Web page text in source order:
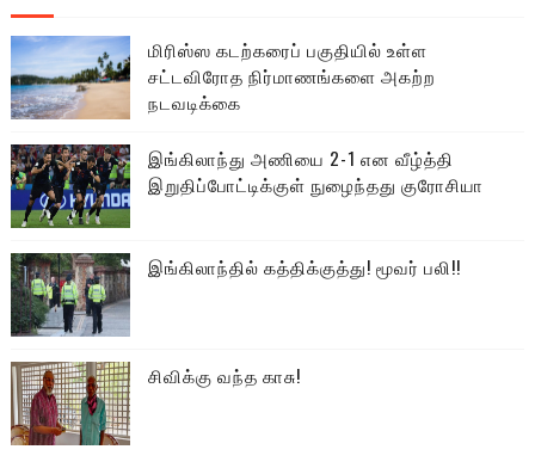
மிரிஸ்ஸ கடற்கரைப் பகுதியில் உள்ள
சட்டவிரோத நிர்மாணங்களை அகற்ற
நடவடிக்கை
இங்கிலாந்து அணியை 2-1 என வீழ்த்தி
இறுதிப்போட்டிக்குள் நுழைந்தது குரோசியா
இங்கிலாந்தில் கத்திக்குத்து! மூவர் பலி!!
சிவிக்கு வந்த காசு!